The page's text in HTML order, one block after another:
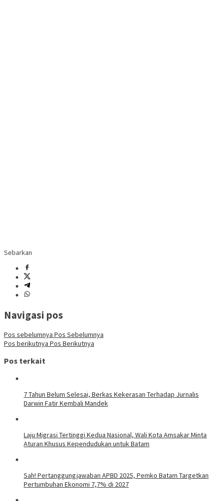
Sebarkan
Navigasi pos
Pos sebelumnya Pos Sebelumnya
Pos berikutnya Pos Berikutnya
Pos terkait
7 Tahun Belum Selesai, Berkas Kekerasan Terhadap Jurnalis
Darwin Fatir Kembali Mandek
Laju Migrasi Tertinggi Kedua Nasional, Wali Kota Amsakar Minta
Aturan Khusus Kependudukan untuk Batam
Sah! Pertanggungjawaban APBD 2025, Pemko Batam Targetkan
Pertumbuhan Ekonomi 7,7% di 2027